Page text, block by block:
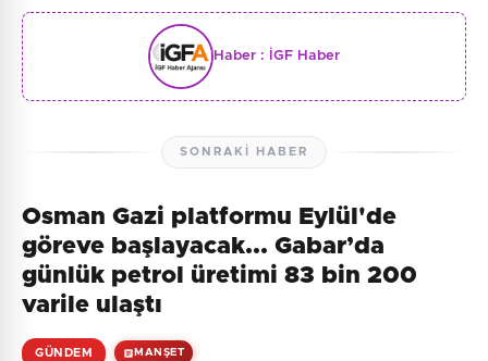
Haber : İGF Haber
SONRAKI HABER
Osman Gazi platformu Eylül'de
göreve başlayacak... Gabar’da
günlük petrol üretimi 83 bin 200
varile ulaştı
GÜNDEM MANŞET